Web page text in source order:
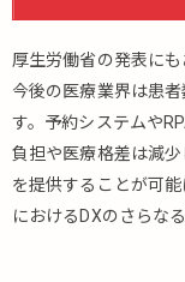
厚生労働省の発表にも
今後の医療業界は患
す。予約システムや
負担や医療格差は減
を提供することが可
におけるDXのさらな